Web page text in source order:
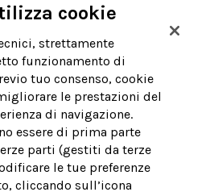
2 - 00154 Roma
cookie
strettamente
funzionamento di
tuo consenso, cookie
le prestazioni del
di navigazione.
essere di prima parte
parti (gestiti da terze
le tue preferenze
cliccando sull’icona